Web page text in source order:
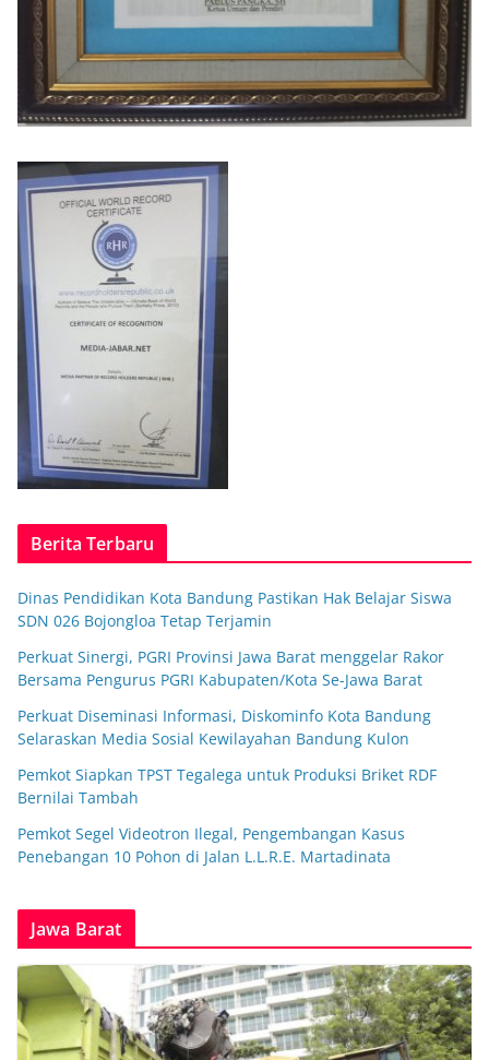
Berita Terbaru
Dinas Pendidikan Kota Bandung Pastikan Hak Belajar Siswa
SDN 026 Bojongloa Tetap Terjamin
Perkuat Sinergi, PGRI Provinsi Jawa Barat menggelar Rakor
Bersama Pengurus PGRI Kabupaten/Kota Se-Jawa Barat
Perkuat Diseminasi Informasi, Diskominfo Kota Bandung
Selaraskan Media Sosial Kewilayahan Bandung Kulon
Pemkot Siapkan TPST Tegalega untuk Produksi Briket RDF
Bernilai Tambah
Pemkot Segel Videotron Ilegal, Pengembangan Kasus
Penebangan 10 Pohon di Jalan L.L.R.E. Martadinata
Jawa Barat